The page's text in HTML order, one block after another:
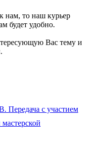
нам, то наш курьер
будет удобно.
Вас тему и
Передача с участием